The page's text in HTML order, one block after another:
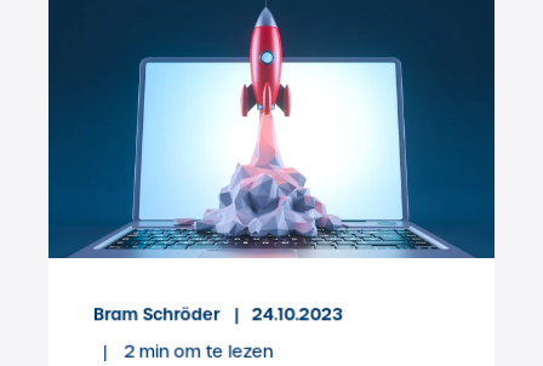
Bram Schröder
24.10.2023
2 min om te lezen